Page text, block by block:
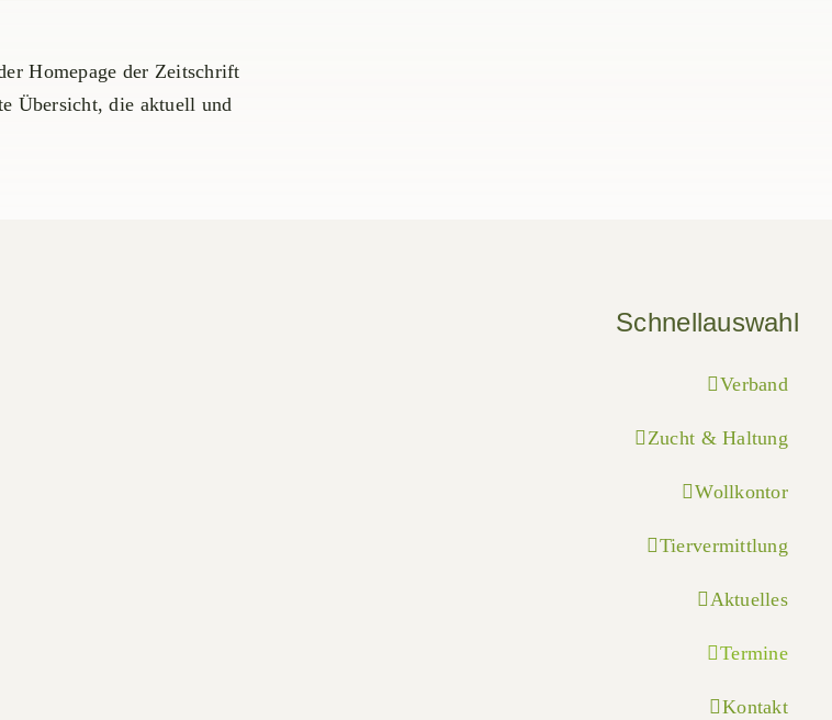
Homepage der Zeitschrift
Übersicht, die aktuell und
Schnellauswahl
Verband
Zucht & Haltung
Wollkontor
Tiervermittlung
Aktuelles
Termine
Kontakt